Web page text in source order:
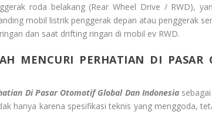
roda belakang (Rear Wheel Drive / RWD),
mobil listrik penggerak depan atau penggerak
dan saat drifting ringan di mobil ev RWD.
MENCURI PERHATIAN DI PASAR
Di Pasar Otomotif Global Dan Indonesiasebagai
hanya karena spesifikasi teknis yang menggoda,